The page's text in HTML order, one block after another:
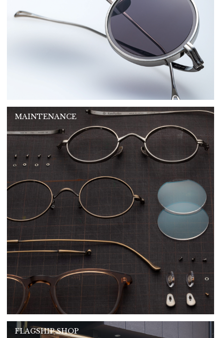
MAINTENANCE
FLAGSHIP SHOP